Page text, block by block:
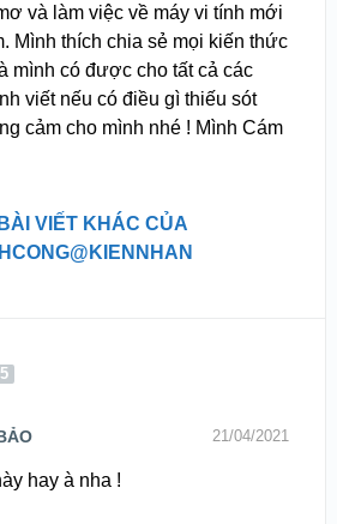
và làm việc về máy vi tính mới
Mình thích chia sẻ mọi kiến thức
mình có được cho tất cả các
viết nếu có điều gì thiếu sót
cảm cho mình nhé ! Mình Cám
VIẾT KHÁC CỦA
5
21/04/2021
hay à nha !